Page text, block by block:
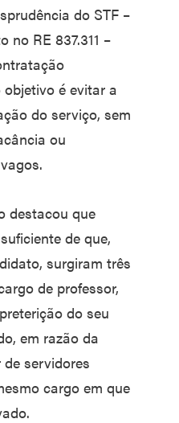
do STF –
no RE 837.311 –
é evitar a
do serviço, sem
ou
destacou que
de que,
surgiram três
de professor,
do seu
em razão da
servidores
cargo em que